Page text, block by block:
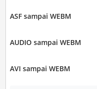
ASF sampai WEBM
AUDIO sampai WEBM
AVI sampai WEBM